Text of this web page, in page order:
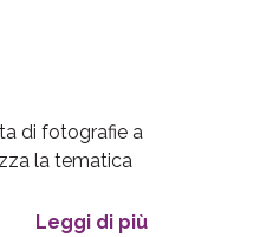
di fotografie a
la tematica
Leggi di più